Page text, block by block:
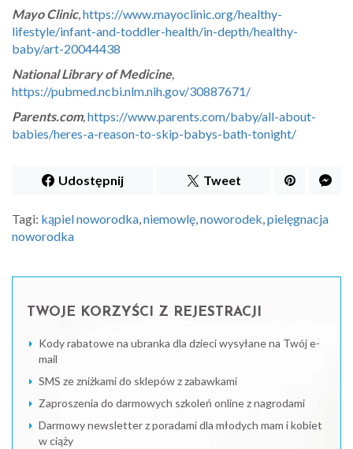
Mayo Clinic,https://www.mayoclinic.org/healthy-
lifestyle/infant-and-toddler-health/in-depth/healthy-
baby/art-20044438
National Library of Medicine,
https://pubmed.ncbi.nlm.nih.gov/30887671/
Parents.com,https://www.parents.com/baby/all-about-
babies/heres-a-reason-to-skip-babys-bath-tonight/
Udostępnij Tweet
Tagi: kąpiel noworodka,niemowlę,noworodek,pielęgnacja
noworodka
TWOJE KORZYŚCI Z REJESTRACJI
Kody rabatowe na ubranka dla dzieci wysyłane na Twój e-
mail
SMS ze zniżkami do sklepów z zabawkami
Zaproszenia do darmowych szkoleń online z nagrodami
Darmowy newsletter z poradami dla młodych mam i kobiet
w ciąży